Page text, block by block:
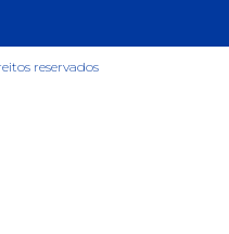
reservados